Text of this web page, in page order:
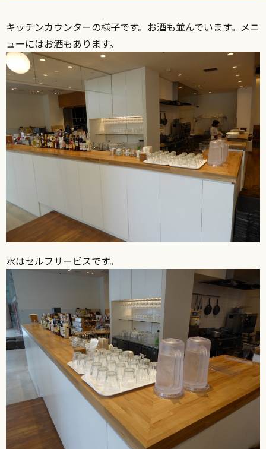
キッチンカウンターの様子です。お酒も並んでいます。メニ
ューにはお酒もあります。
水はセルフサービスです。